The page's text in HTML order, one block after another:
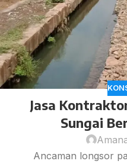
Jasa
Sungai
Ancaman longsor